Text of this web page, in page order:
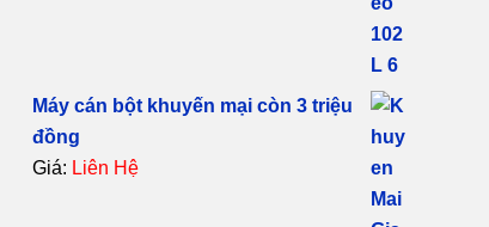
Máy cán bột khuyến mại còn 3 triệu
đồng
Giá: Liên Hệ